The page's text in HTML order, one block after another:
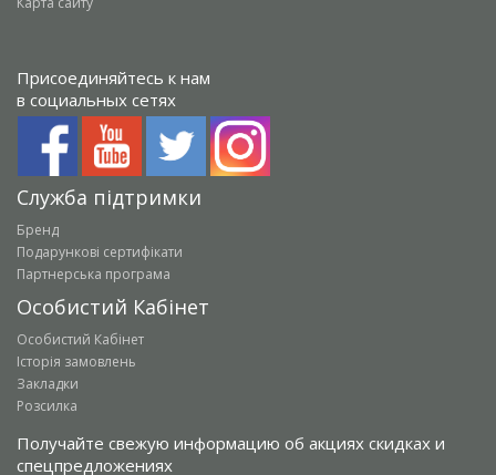
Присоединяйтесь к нам
в социальных сетях
Служба підтримки
Бренд
Подарункові сертифікати
Партнерська програма
Особистий Кабінет
Особистий Кабінет
Історія замовлень
Закладки
Розсилка
Получайте свежую информацию об акциях скидках и
спецпредложениях